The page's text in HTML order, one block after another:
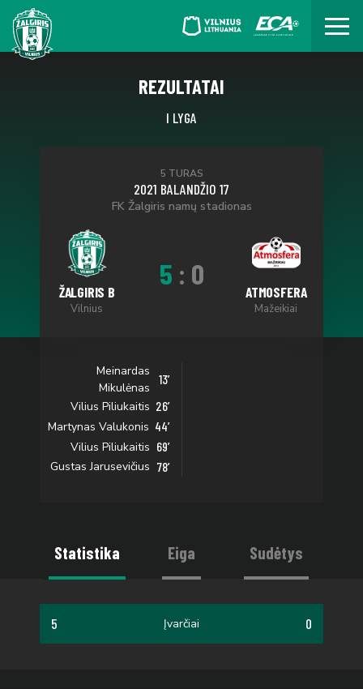
REZULTATAI
I LYGA
5 TURAS
2021 BALANDŽIO 17
FK Žalgiris namų stadionas
ŽALGIRIS B
Vilnius
5 : 0
ATMOSFERA
Mažeikiai
Meinardas
Mikulėnas
13’
Vilius Piliukaitis 26’
Martynas Valukonis 44’
Vilius Piliukaitis 69’
Gustas Jarusevičius 78’
Statistika Eiga Sudėtys
5 Įvarčiai 0